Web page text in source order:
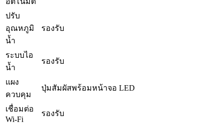
ปรับ
อุณหภูมิ
น้ำ
รองรับ
ระบบไอ
น้ำ
รองรับ
แผง
ควบคุม
ปุ่มสัมผัสพร้อมหน้าจอ LED
เชื่อมต่อ
Wi-Fi
รองรับ